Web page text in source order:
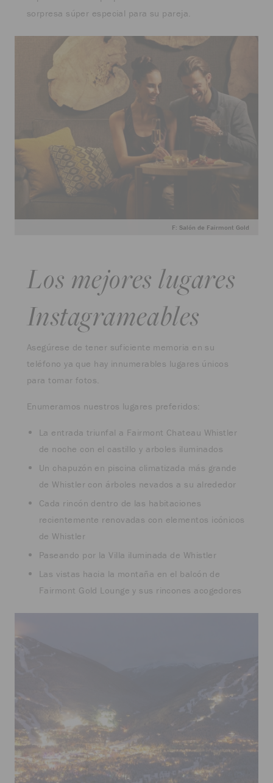
sorpresa súper especial para su pareja.
F: Salón de Fairmont Gold
Los mejores lugares
Instagrameables
Asegúrese de tener suficiente memoria en su
teléfono ya que hay innumerables lugares únicos
para tomar fotos.
Enumeramos nuestros lugares preferidos:
La entrada triunfal a Fairmont Chateau Whistler
de noche con el castillo y arboles iluminados
Un chapuzón en piscina climatizada más grande
de Whistler con árboles nevados a su alrededor
Cada rincón dentro de las habitaciones
recientemente renovadas con elementos icónicos
de Whistler
Paseando por la Villa iluminada de Whistler
Las vistas hacia la montaña en el balcón de
Fairmont Gold Lounge y sus rincones acogedores